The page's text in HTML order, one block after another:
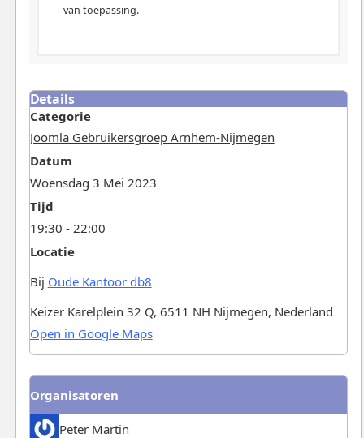
van toepassing.
Details
Categorie
Joomla Gebruikersgroep Arnhem-Nijmegen
Datum
Woensdag 3 Mei 2023
Tijd
19:30 - 22:00
Locatie
Bij Oude Kantoor db8
Keizer Karelplein 32 Q, 6511 NH Nijmegen, Nederland
Open in Google Maps
Organisatoren
Peter Martin